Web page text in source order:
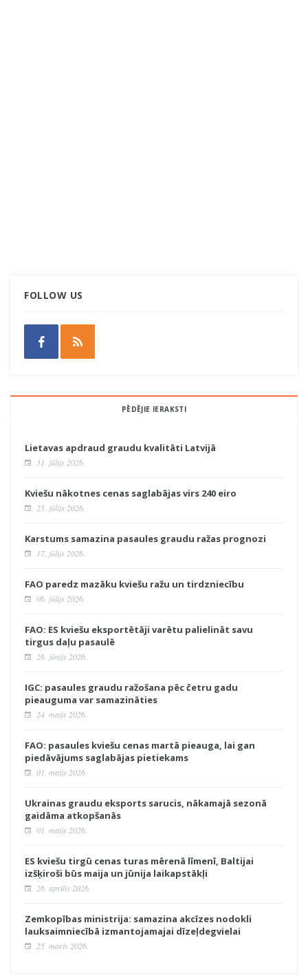
FOLLOW US
PĒDĒJIE IERAKSTI
Lietavas apdraud graudu kvalitāti Latvijā
31. jūlijs 2026.
Kviešu nākotnes cenas saglabājas virs 240 eiro
25. jūlijs 2026.
Karstums samazina pasaules graudu ražas prognozi
17. jūlijs 2026.
FAO paredz mazāku kviešu ražu un tirdzniecību
06. jūlijs 2026.
FAO: ES kviešu eksportētāji varētu palielināt savu
tirgus daļu pasaulē
26. jūnijs 2026.
IGC: pasaules graudu ražošana pēc četru gadu
pieauguma var samazināties
24. maijs 2026.
FAO: pasaules kviešu cenas martā pieauga, lai gan
piedāvājums saglabājas pietiekams
01. maijs 2026.
Ukrainas graudu eksports sarucis, nākamajā sezonā
gaidāma atkopšanās
01. maijs 2026.
ES kviešu tirgū cenas turas mērenā līmenī, Baltijai
izšķiroši būs maija un jūnija laikapstākļi
26. aprīlis 2026.
Zemkopības ministrija: samazina akcīzes nodokli
lauksaimniecībā izmantojamajai dīzeļdegvielai
25. marts 2026.